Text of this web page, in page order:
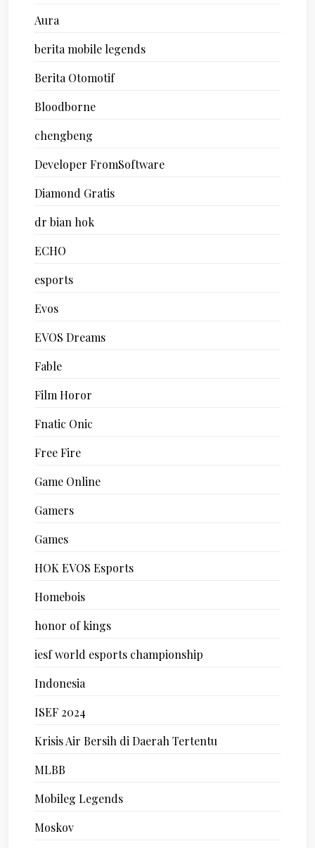
Aura
berita mobile legends
Berita Otomotif
Bloodborne
chengbeng
Developer FromSoftware
Diamond Gratis
dr bian hok
ECHO
esports
Evos
EVOS Dreams
Fable
Film Horor
Fnatic Onic
Free Fire
Game Online
Gamers
Games
HOK EVOS Esports
Homebois
honor of kings
iesf world esports championship
Indonesia
ISEF 2024
Krisis Air Bersih di Daerah Tertentu
MLBB
Mobileg Legends
Moskov